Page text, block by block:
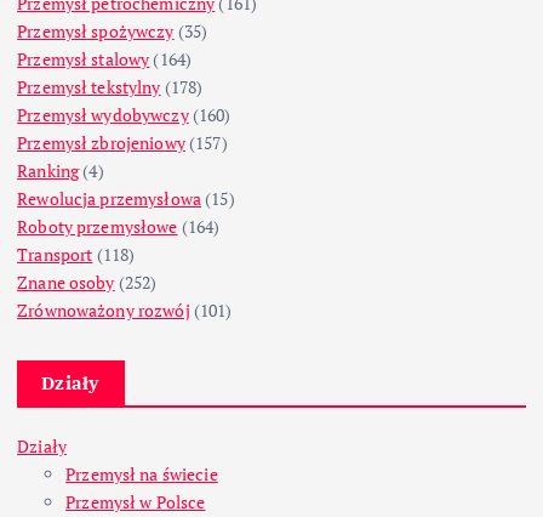
Przemysł spożywczy (35)
Przemysł stalowy (164)
Przemysł tekstylny (178)
Przemysł wydobywczy(160)
Przemysł zbrojeniowy(157)
Ranking(4)
Rewolucja przemysłowa (15)
Roboty przemysłowe (164)
Transport (118)
Znane osoby (252)
Zrównoważony rozwój (101)
Działy
Działy
Przemysł na świecie
Przemysł w Polsce